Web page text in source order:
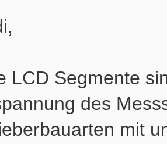
LCD Segmente
des
mit